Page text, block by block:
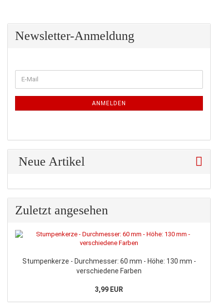
Newsletter-Anmeldung
ZUR
NEWSLETTER-
E-
Mail
ANMELDEN
Neue Artikel
Zuletzt angesehen
Stumpenkerze - Durchmesser: 60 mm - Höhe: 130 mm -
verschiedene Farben
3,99 EUR